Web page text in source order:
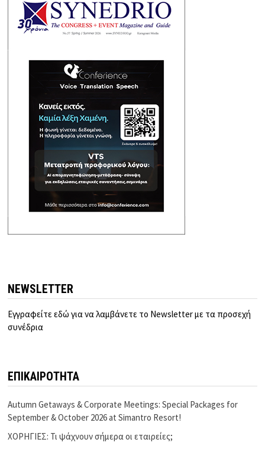
NEWSLETTER
Εγγραφείτε εδώ για να λαμβάνετε το Newsletter με τα προσεχή
συνέδρια
ΕΠΙΚΑΙΡΟΤΗΤΑ
Autumn Getaways & Corporate Meetings: Special Packages for
September & October 2026 at Simantro Resort!
ΧΟΡΗΓΙΕΣ: Τι ψάχνουν σήμερα οι εταιρείες;